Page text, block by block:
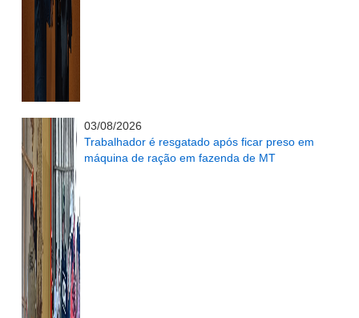
03/08/2026
Trabalhador é resgatado após ficar preso em
máquina de ração em fazenda de MT